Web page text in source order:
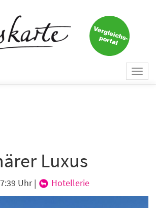
Luxus
Uhr| Hotellerie
Nachricht mehr
verpassen!